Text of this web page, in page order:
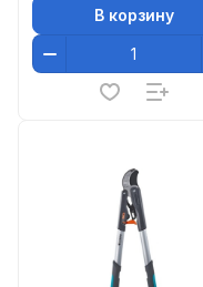
В корзину